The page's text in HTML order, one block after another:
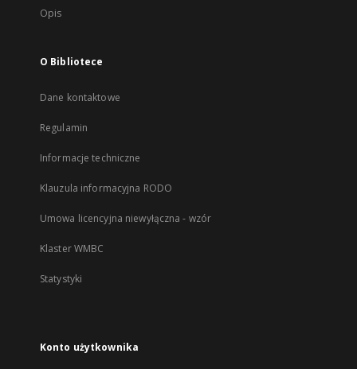
Opis
O Bibliotece
Dane kontaktowe
Regulamin
Informacje techniczne
Klauzula informacyjna RODO
Umowa licencyjna niewyłączna - wzór
Klaster WMBC
Statystyki
Konto użytkownika